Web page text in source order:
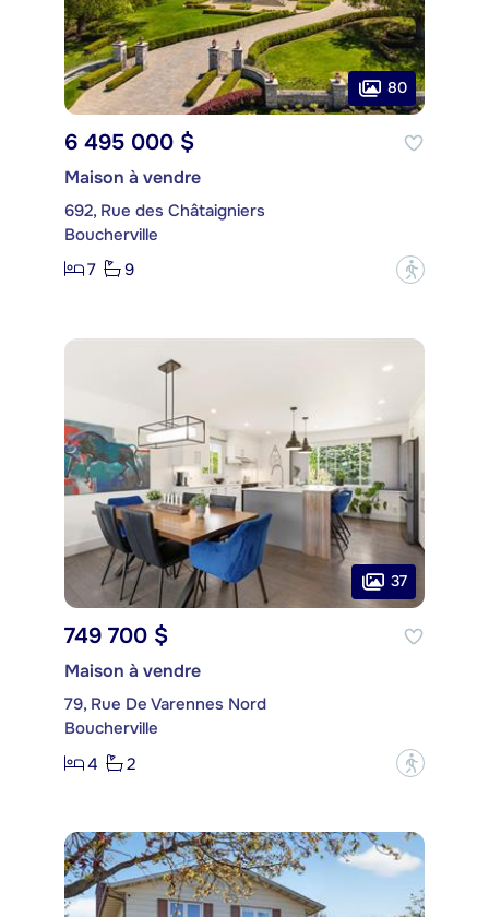
80
6 495 000 $
Maison à vendre
692, Rue des Châtaigniers
Boucherville
7
9 ?
37
749 700 $
Maison à vendre
79, Rue De Varennes Nord
Boucherville
4
2 ?